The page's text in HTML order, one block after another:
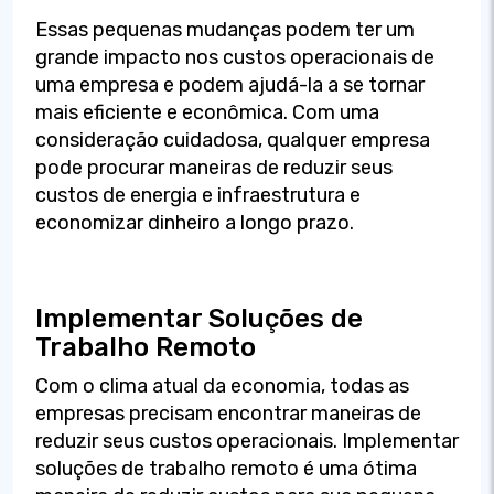
Essas pequenas mudanças podem ter um
grande impacto nos custos operacionais de
uma empresa e podem ajudá-la a se tornar
mais eficiente e econômica. Com uma
consideração cuidadosa, qualquer empresa
pode procurar maneiras de reduzir seus
custos de energia e infraestrutura e
economizar dinheiro a longo prazo.
Implementar Soluções de
Trabalho Remoto
Com o clima atual da economia, todas as
empresas precisam encontrar maneiras de
reduzir seus custos operacionais. Implementar
soluções de trabalho remoto é uma ótima